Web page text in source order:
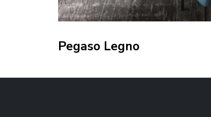
Pegaso Legno